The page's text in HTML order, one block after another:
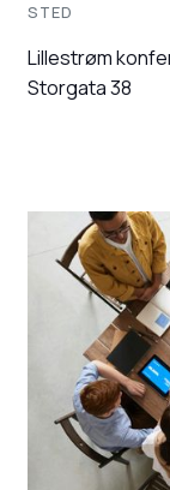
STED
Lillestrøm
Storgata 38